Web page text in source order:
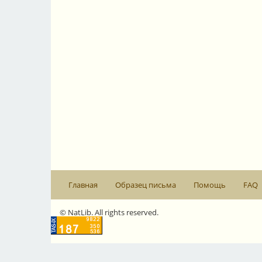
Главная Образец письма Помощь FAQ
© NatLib. All rights reserved.